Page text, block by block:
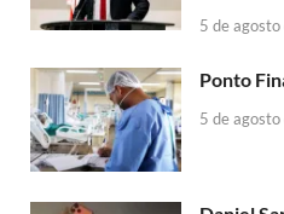
5 de
Ponto
5 de